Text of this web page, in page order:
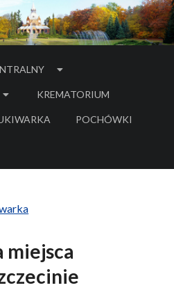
KREMATORIUM
POCHÓWKI
- LINK DO SERWISU